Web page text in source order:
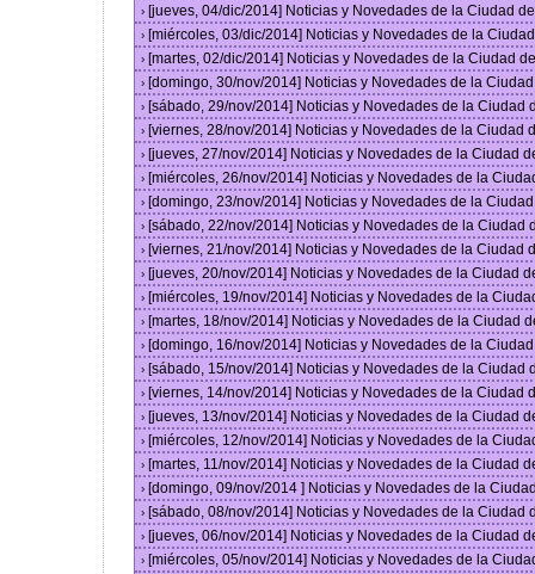
› [jueves, 04/dic/2014] Noticias y Novedades de la Ciudad
› [miércoles, 03/dic/2014] Noticias y Novedades de la
› [martes, 02/dic/2014] Noticias y Novedades de la Ciudad
› [domingo, 30/nov/2014] Noticias y Novedades de la
› [sábado, 29/nov/2014] Noticias y Novedades de la Ciudad
› [viernes, 28/nov/2014] Noticias y Novedades de la Ciudad
› [jueves, 27/nov/2014] Noticias y Novedades de la Ciudad
› [miércoles, 26/nov/2014] Noticias y Novedades de la
› [domingo, 23/nov/2014] Noticias y Novedades de la
› [sábado, 22/nov/2014] Noticias y Novedades de la Ciudad
› [viernes, 21/nov/2014] Noticias y Novedades de la Ciudad
› [jueves, 20/nov/2014] Noticias y Novedades de la Ciudad
› [miércoles, 19/nov/2014] Noticias y Novedades de la
› [martes, 18/nov/2014] Noticias y Novedades de la Ciudad
› [domingo, 16/nov/2014] Noticias y Novedades de la
› [sábado, 15/nov/2014] Noticias y Novedades de la Ciudad
› [viernes, 14/nov/2014] Noticias y Novedades de la Ciudad
› [jueves, 13/nov/2014] Noticias y Novedades de la Ciudad
› [miércoles, 12/nov/2014] Noticias y Novedades de la
› [martes, 11/nov/2014] Noticias y Novedades de la Ciudad
› [domingo, 09/nov/2014 ] Noticias y Novedades de la
› [sábado, 08/nov/2014] Noticias y Novedades de la Ciudad
› [jueves, 06/nov/2014] Noticias y Novedades de la Ciudad
› [miércoles, 05/nov/2014] Noticias y Novedades de la